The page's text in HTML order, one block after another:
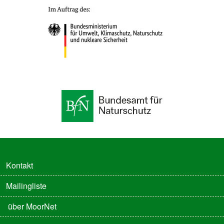
Kontakt
Mailingliste
über MoorNet